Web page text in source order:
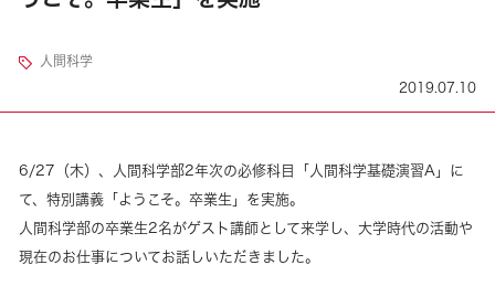
人間科学
2019.07.10
6/27（木）、人間科学部2年次の必修科目「人間科学基礎演習A」に
て、特別講義「ようこそ。卒業生」を実施。
人間科学部の卒業生2名がゲスト講師として来学し、大学時代の活動や
現在のお仕事についてお話しいただきました。